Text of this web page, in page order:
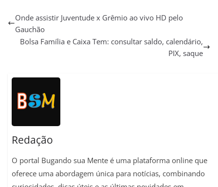
a
t
s
l
e
g
c
b
a
l
n
e
p
L
a
e
Onde assistir Juventude x Grêmio ao vivo HD pelo
Gauchão
Bolsa Família e Caixa Tem: consultar saldo, calendário,
PIX, saque
Redação
O portal Bugando sua Mente é uma plataforma online que
oferece uma abordagem única para notícias, combinando